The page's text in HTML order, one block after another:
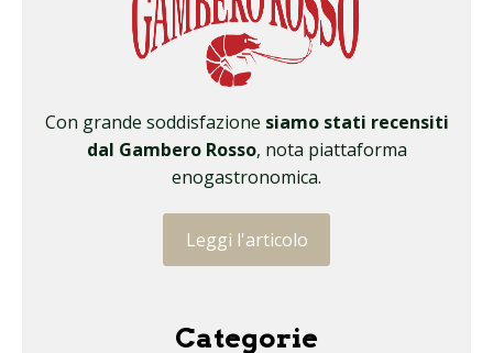
Con grande soddisfazione siamo stati recensiti
dal Gambero Rosso, nota piattaforma
enogastronomica.
Leggi l'articolo
Categorie